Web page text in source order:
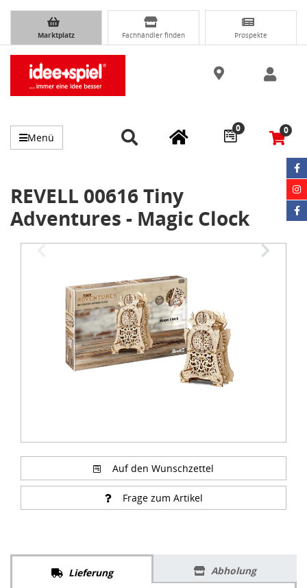
Marktplatz Fachhändler finden Prospekte
Menü
0 0
REVELL 00616 Tiny
Adventures - Magic Clock
Auf den Wunschzettel
Frage zum Artikel
Lieferung Abholung